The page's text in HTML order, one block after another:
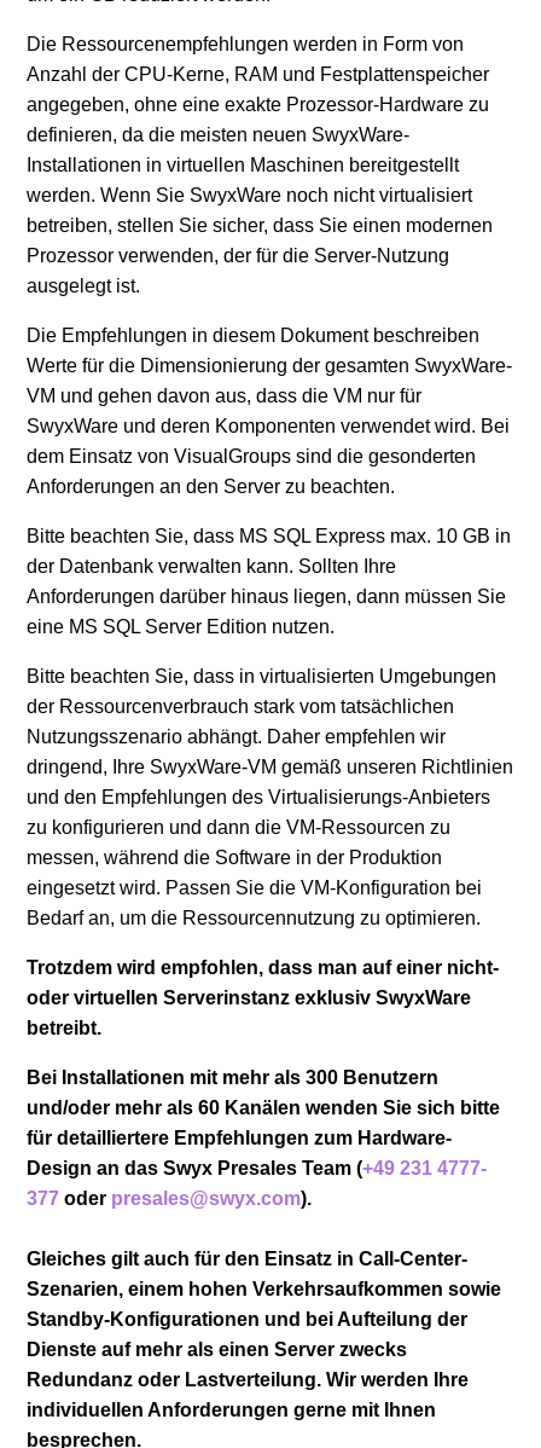
Die Ressourcenempfehlungen werden in Form von
Anzahl der CPU-Kerne, RAM und Festplattenspeicher
angegeben, ohne eine exakte Prozessor-Hardware zu
definieren, da die meisten neuen SwyxWare-
Installationen in virtuellen Maschinen bereitgestellt
werden. Wenn Sie SwyxWare noch nicht virtualisiert
betreiben, stellen Sie sicher, dass Sie einen modernen
Prozessor verwenden, der für die Server-Nutzung
ausgelegt ist.
Die Empfehlungen in diesem Dokument beschreiben
Werte für die Dimensionierung der gesamten SwyxWare-
VM und gehen davon aus, dass die VM nur für
SwyxWare und deren Komponenten verwendet wird. Bei
dem Einsatz von VisualGroups sind die gesonderten
Anforderungen an den Server zu beachten.
Bitte beachten Sie, dass MS SQL Express max. 10 GB in
der Datenbank verwalten kann. Sollten Ihre
Anforderungen darüber hinaus liegen, dann müssen Sie
eine MS SQL Server Edition nutzen.
Bitte beachten Sie, dass in virtualisierten Umgebungen
der Ressourcenverbrauch stark vom tatsächlichen
Nutzungsszenario abhängt. Daher empfehlen wir
dringend, Ihre SwyxWare-VM gemäß unseren Richtlinien
und den Empfehlungen des Virtualisierungs-Anbieters
zu konfigurieren und dann die VM-Ressourcen zu
messen, während die Software in der Produktion
eingesetzt wird. Passen Sie die VM-Konfiguration bei
Bedarf an, um die Ressourcennutzung zu optimieren.
Trotzdem wird empfohlen, dass man auf einer nicht-
oder virtuellen Serverinstanz exklusiv SwyxWare
betreibt.
Bei Installationen mit mehr als 300 Benutzern
und/oder mehr als 60 Kanälen wenden Sie sich bitte
für detailliertere Empfehlungen zum Hardware-
Design an das Swyx Presales Team (+49 231 4777-
377 oder presales@swyx.com).
Gleiches gilt auch für den Einsatz in Call-Center-
Szenarien, einem hohen Verkehrsaufkommen sowie
Standby-Konfigurationen und bei Aufteilung der
Dienste auf mehr als einen Server zwecks
Redundanz oder Lastverteilung. Wir werden Ihre
individuellen Anforderungen gerne mit Ihnen
besprechen.